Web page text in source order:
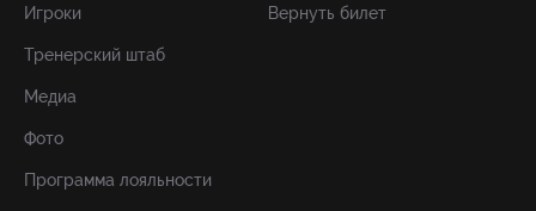
Игроки
Тренерский штаб
Медиа
Фото
Программа лояльности
Вернуть билет